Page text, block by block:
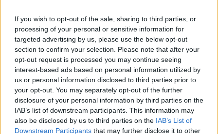
If you wish to opt-out of the sale, sharing to third parties, or
processing of your personal or sensitive information for
targeted advertising by us, please use the below opt-out
section to confirm your selection. Please note that after your
opt-out request is processed you may continue seeing
interest-based ads based on personal information utilized by
us or personal information disclosed to third parties prior to
your opt-out. You may separately opt-out of the further
disclosure of your personal information by third parties on the
IAB’s list of downstream participants. This information may
also be disclosed by us to third parties on the IAB’s List of
Downstream Participants that may further disclose it to other
Követem
BULVÁR HAVAS HENRIK #SZILÁGYI JÁNOS
#SZÜLETÉSNAP #JÓKÍVÁNSÁG #MÉDIA
#ÉVFORDULÓ #KARRIER